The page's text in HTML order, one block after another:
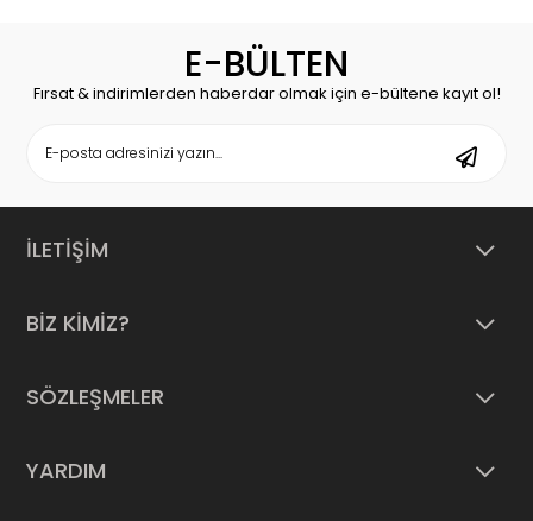
E-BÜLTEN
Fırsat & indirimlerden haberdar olmak için e-bültene kayıt ol!
İLETİŞİM
BİZ KİMİZ?
SÖZLEŞMELER
YARDIM